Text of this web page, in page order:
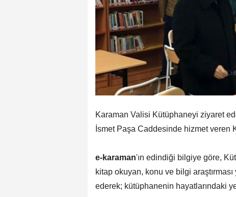
Karaman Valisi Kütüphaneyi ziyaret
İsmet Paşa Caddesinde hizmet
e-karaman'ın edindiği bilgiye göre,
kitap okuyan, konu ve bilgi
ederek; kütüphanenin hayatlarındaki